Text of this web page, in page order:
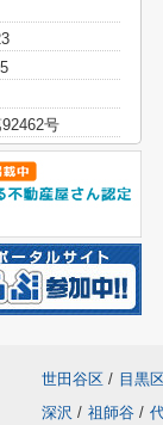
号
世田谷区 / 目黒
深沢 / 祖師谷 /